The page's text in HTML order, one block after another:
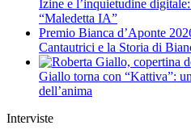
Izine e l’inquietudine
“Maledetta IA”
Premio Bianca d’Aponte
Cantautrici e la Storia di
Giallo torna con “Kattiva”:
dell’anima
Interviste